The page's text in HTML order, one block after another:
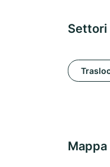
Settori
Mappa